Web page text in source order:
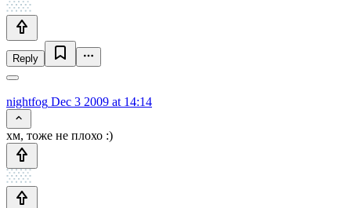
Reply
nightfog Dec 3 2009 at 14:14
хм, тоже не плохо :)